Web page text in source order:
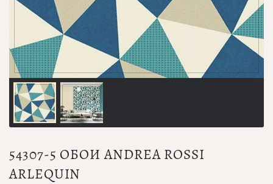
54307-5 ОБОИ ANDREA ROSSI
ARLEQUIN